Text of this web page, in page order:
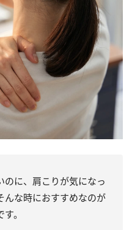
のに、肩こりが気になっ
んな時におすすめなのが
す。